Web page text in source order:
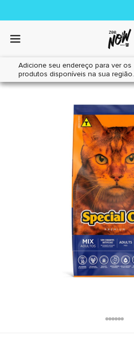
Adicione seu endereço para ver os
produtos disponíveis na sua região.
Home|Gatos|Alimentos